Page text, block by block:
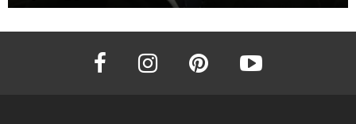
facebook instagram